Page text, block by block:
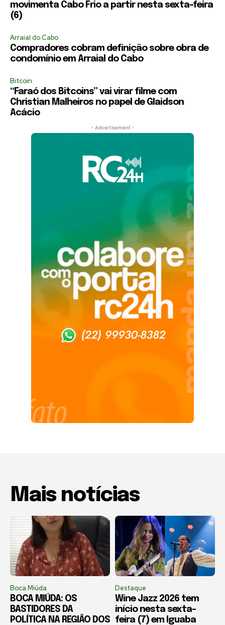
movimenta Cabo Frio a partir nesta sexta-feira
(6)
Arraial do Cabo
Compradores cobram definição sobre obra de
condomínio em Arraial do Cabo
Bitcoin
“Faraó dos Bitcoins” vai virar filme com
Christian Malheiros no papel de Glaidson
Acácio
- Advertisement -
Mais notícias
Boca Miúda
BOCA MIÚDA: OS
BASTIDORES DA
POLÍTICA NA REGIÃO DOS
Destaque
Wine Jazz 2026 tem
início nesta sexta-
feira (7) em Iguaba